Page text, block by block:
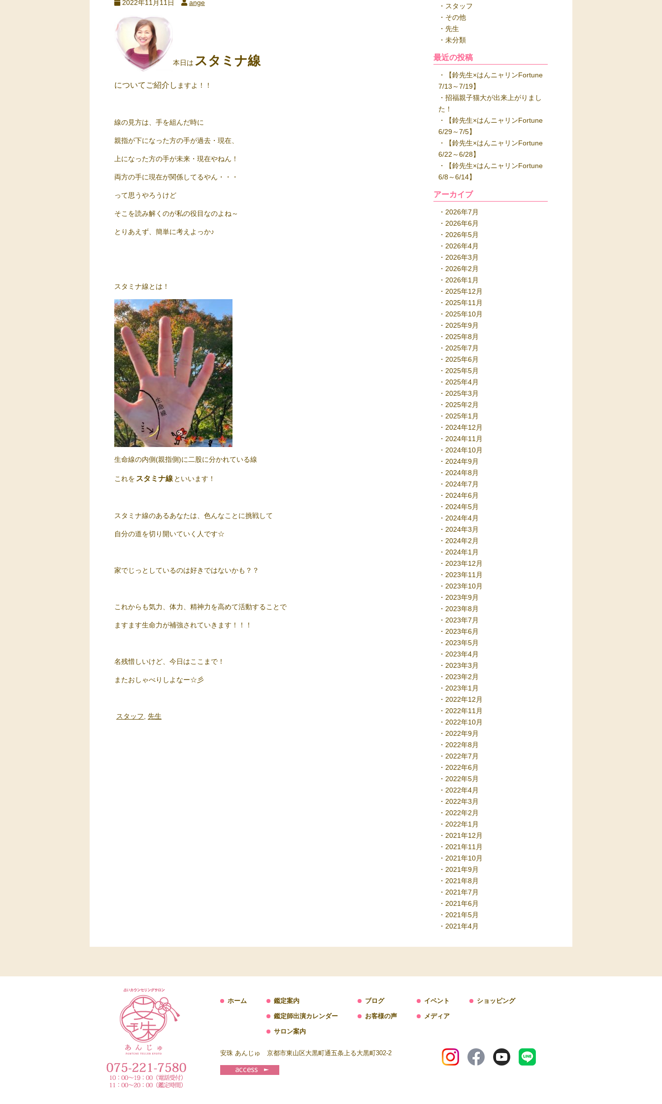
2022年11月11日 ange
本日は スタミナ線
についてご紹介し ますよ！！
線の見方は、手を組んだ時に
親指が下になった方の手が過去・現在、
上になった方の手が未来・現在やねん！
両方の手に現在が関係してるやん・・・
って思うやろうけど
そこを読み解くのが私の役目なのよね～
とりあえず、簡単に考えよっか♪
スタミナ線とは！
生命線の内側(親指側)に二股に分かれている線
これを スタミナ線 といいます！
スタミナ線のあるあなたは、色んなことに挑戦して
自分の道を切り開いていく人です☆
家でじっとしているのは好きではないかも？？
これからも気力、体力、精神力を高めて活動することで
ますます生命力が補強されていきます！！！
名残惜しいけど、今日はここまで！
またおしゃべりしよなー☆彡
スタッフ 先生
スタッフ
その他
先生
未分類
最近の投稿
【鈴先生×はんニャリンFortune
7/13～7/19】
招福親子猫大が出来上がりまし
た！
【鈴先生×はんニャリンFortune
6/29～7/5】
【鈴先生×はんニャリンFortune
6/22～6/28】
【鈴先生×はんニャリンFortune
6/8～6/14】
アーカイブ
2026年7月
2026年6月
2026年5月
2026年4月
2026年3月
2026年2月
2026年1月
2025年12月
2025年11月
2025年10月
2025年9月
2025年8月
2025年7月
2025年6月
2025年5月
2025年4月
2025年3月
2025年2月
2025年1月
2024年12月
2024年11月
2024年10月
2024年9月
2024年8月
2024年7月
2024年6月
2024年5月
2024年4月
2024年3月
2024年2月
2024年1月
2023年12月
2023年11月
2023年10月
2023年9月
2023年8月
2023年7月
2023年6月
2023年5月
2023年4月
2023年3月
2023年2月
2023年1月
2022年12月
2022年11月
2022年10月
2022年9月
2022年8月
2022年7月
2022年6月
2022年5月
2022年4月
2022年3月
2022年2月
2022年1月
2021年12月
2021年11月
2021年10月
2021年9月
2021年8月
2021年7月
2021年6月
2021年5月
2021年4月
ホーム 鑑定案内
鑑定師出演カレンダー
サロン案内
ブログ
お客様の声
イベント
メディア
ショッピング
安珠 あんじゅ 京都市東山区大黒町通五条上る大黒町302-2